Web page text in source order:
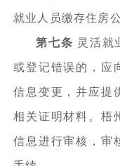
就业人员缴存住房
第七条 灵活就
或登记错误的，应
信息变更，并应提
相关证明材料。梧
信息进行审核，审